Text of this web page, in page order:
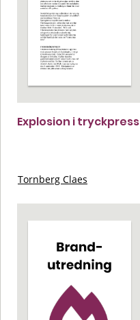
Explosion i tryckpress
Tornberg Claes